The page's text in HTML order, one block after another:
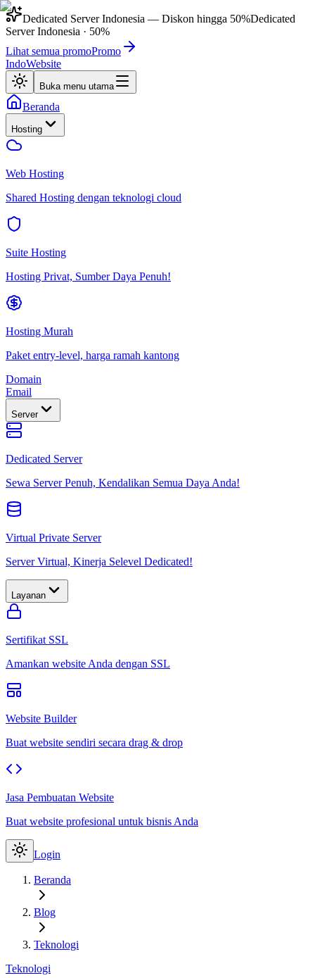
Dedicated Server Indonesia — Diskon hingga 50%Dedicated
Server Indonesia · 50%
Lihat semua promoPromo
IndoWebsite
Buka menu utama
Beranda
Hosting
Web Hosting
Shared Hosting dengan teknologi cloud
Suite Hosting
Hosting Privat, Sumber Daya Penuh!
Hosting Murah
Paket entry-level, harga ramah kantong
Domain
Email
Server
Dedicated Server
Sewa Server Penuh, Kendalikan Semua Daya Anda!
Virtual Private Server
Server Virtual, Kinerja Selevel Dedicated!
Layanan
Sertifikat SSL
Amankan website Anda dengan SSL
Website Builder
Buat website sendiri secara drag & drop
Jasa Pembuatan Website
Buat website profesional untuk bisnis Anda
Login
Beranda
Blog
Teknologi
Teknologi